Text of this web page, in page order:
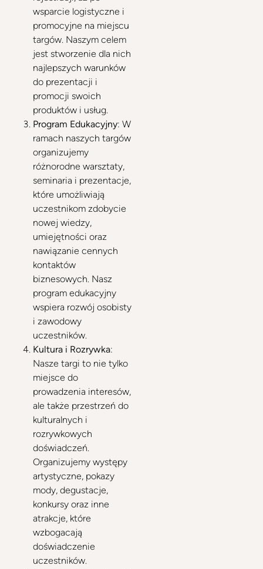
wsparcie logistyczne i
promocyjne na miejscu
targów. Naszym celem
jest stworzenie dla nich
najlepszych warunków
do prezentacji i
promocji swoich
produktów i usług.
Program Edukacyjny: W
ramach naszych targów
organizujemy
różnorodne warsztaty,
seminaria i prezentacje,
które umożliwiają
uczestnikom zdobycie
nowej wiedzy,
umiejętności oraz
nawiązanie cennych
kontaktów
biznesowych. Nasz
program edukacyjny
wspiera rozwój osobisty
i zawodowy
uczestników.
Kultura i Rozrywka:
Nasze targi to nie tylko
miejsce do
prowadzenia interesów,
ale także przestrzeń do
kulturalnych i
rozrywkowych
doświadczeń.
Organizujemy występy
artystyczne, pokazy
mody, degustacje,
konkursy oraz inne
atrakcje, które
wzbogacają
doświadczenie
uczestników.